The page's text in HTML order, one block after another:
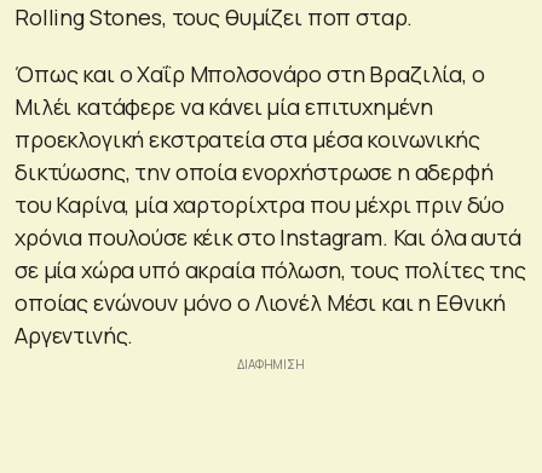
Rolling Stones, τους θυμίζει ποπ σταρ.
Όπως και ο Χαΐρ Μπολσονάρο στη Βραζιλία, ο
Μιλέι κατάφερε να κάνει μία επιτυχημένη
προεκλογική εκστρατεία στα μέσα κοινωνικής
δικτύωσης, την οποία ενορχήστρωσε η αδερφή
του Καρίνα, μία χαρτορίχτρα που μέχρι πριν δύο
χρόνια πουλούσε κέικ στο Instagram. Και όλα αυτά
σε μία χώρα υπό ακραία πόλωση, τους πολίτες της
οποίας ενώνουν μόνο ο Λιονέλ Μέσι και η Εθνική
Αργεντινής.